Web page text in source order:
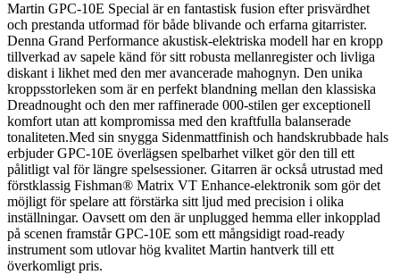
Martin GPC-10E Special är en fantastisk fusion efter prisvärdhet
och prestanda utformad för både blivande och erfarna gitarrister.
Denna Grand Performance akustisk-elektriska modell har en kropp
tillverkad av sapele känd för sitt robusta mellanregister och livliga
diskant i likhet med den mer avancerade mahognyn. Den unika
kroppsstorleken som är en perfekt blandning mellan den klassiska
Dreadnought och den mer raffinerade 000-stilen ger exceptionell
komfort utan att kompromissa med den kraftfulla balanserade
tonaliteten.Med sin snygga Sidenmattfinish och handskrubbade hals
erbjuder GPC-10E överlägsen spelbarhet vilket gör den till ett
pålitligt val för längre spelsessioner. Gitarren är också utrustad med
förstklassig Fishman® Matrix VT Enhance-elektronik som gör det
möjligt för spelare att förstärka sitt ljud med precision i olika
inställningar. Oavsett om den är unplugged hemma eller inkopplad
på scenen framstår GPC-10E som ett mångsidigt road-ready
instrument som utlovar hög kvalitet Martin hantverk till ett
överkomligt pris.